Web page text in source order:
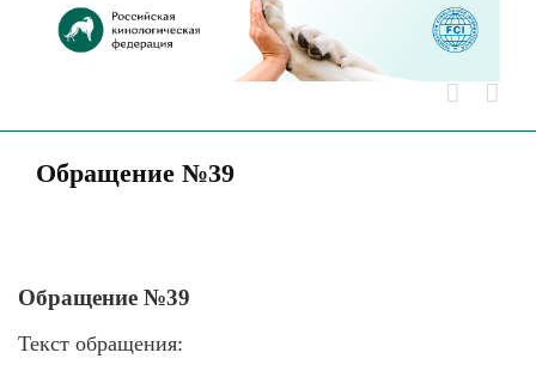
Обращение №39
Обращение №39
Текст обращения: